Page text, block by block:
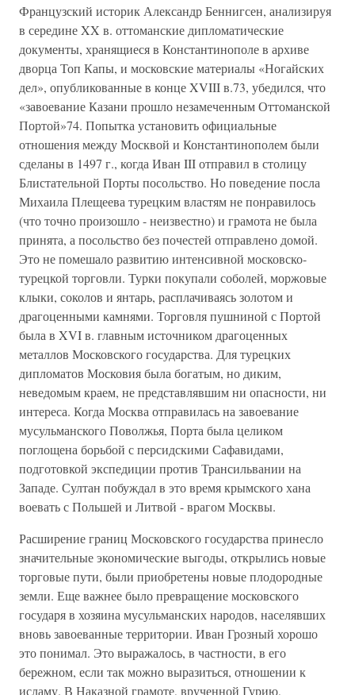
Французский историк Александр Беннигсен, анализируя
в середине XX в. оттоманские дипломатические
документы, хранящиеся в Константинополе в архиве
дворца Топ Капы, и московские материалы «Ногайских
дел», опубликованные в конце XVIII в.73, убедился, что
«завоевание Казани прошло незамеченным Оттоманской
Портой»74. Попытка установить официальные
отношения между Москвой и Константинополем были
сделаны в 1497 г., когда Иван III отправил в столицу
Блистательной Порты посольство. Но поведение посла
Михаила Плещеева турецким властям не понравилось
(что точно произошло - неизвестно) и грамота не была
принята, а посольство без почестей отправлено домой.
Это не помешало развитию интенсивной московско-
турецкой торговли. Турки покупали соболей, моржовые
клыки, соколов и янтарь, расплачиваясь золотом и
драгоценными камнями. Торговля пушниной с Портой
была в XVI в. главным источником драгоценных
металлов Московского государства. Для турецких
дипломатов Московия была богатым, но диким,
неведомым краем, не представлявшим ни опасности, ни
интереса. Когда Москва отправилась на завоевание
мусульманского Поволжья, Порта была целиком
поглощена борьбой с персидскими Сафавидами,
подготовкой экспедиции против Трансильвании на
Западе. Султан побуждал в это время крымского хана
воевать с Польшей и Литвой - врагом Москвы.
Расширение границ Московского государства принесло
значительные экономические выгоды, открылись новые
торговые пути, были приобретены новые плодородные
земли. Еще важнее было превращение московского
государя в хозяина мусульманских народов, населявших
вновь завоеванные территории. Иван Грозный хорошо
это понимал. Это выражалось, в частности, в его
бережном, если так можно выразиться, отношении к
исламу. В Наказной грамоте, врученной Гурию,